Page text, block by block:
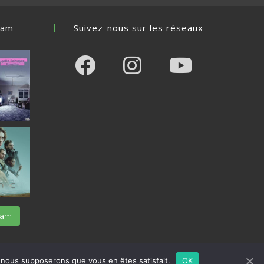
Suivez-nous sur les réseaux
supposerons que vous en êtes satisfait. OK